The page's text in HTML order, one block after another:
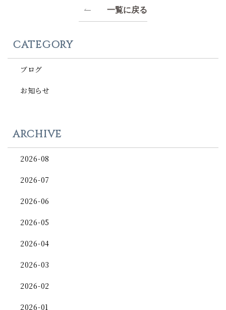
一覧に戻る
CATEGORY
ブログ
お知らせ
ARCHIVE
2026-08
2026-07
2026-06
2026-05
2026-04
2026-03
2026-02
2026-01